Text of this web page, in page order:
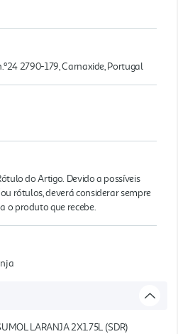
2790-179, Carnaxide, Portugal
do Artigo. Devido a possíveis
rótulos, deverá considerar sempre
o produto que recebe.
LARANJA 2X1.75L (SDR)